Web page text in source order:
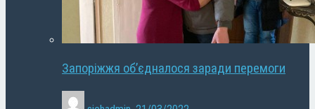
Запоріжжя об’єдналося заради перемоги